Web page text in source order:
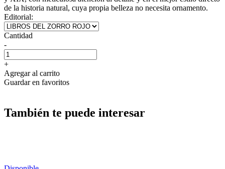
de la historia natural, cuya propia belleza no necesita ornamento.
Editorial:
Cantidad
-
+
Agregar al carrito
Guardar en favoritos
También te puede interesar